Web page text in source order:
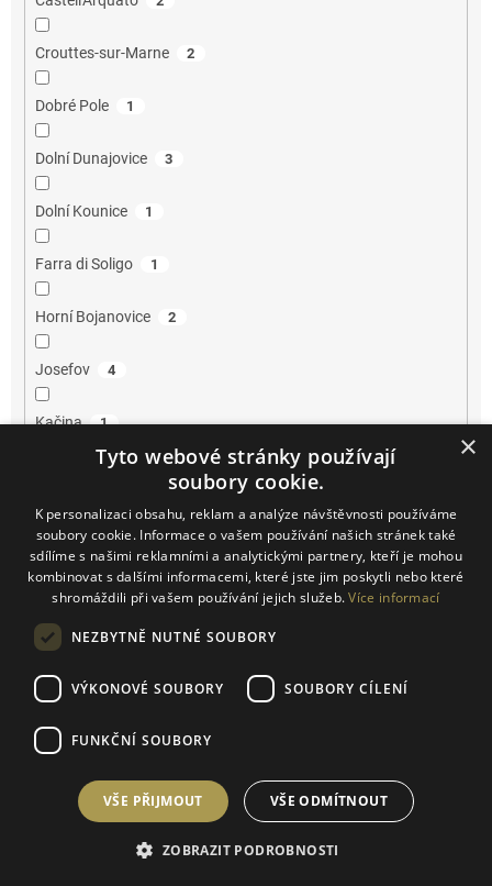
Crouttes-sur-Marne 2
Dobré Pole 1
Dolní Dunajovice 3
Dolní Kounice 1
Farra di Soligo 1
Horní Bojanovice 2
Josefov 4
Kačina 1
Konice
Kurdějov 10
Kutná Hora 3
Lužice 1
Mikulčice 2
Mikulov 13
×
Tyto webové stránky používají
soubory cookie.
K personalizaci obsahu, reklam a analýze návštěvnosti používáme
soubory cookie. Informace o vašem používání našich stránek také
sdílíme s našimi reklamními a analytickými partnery, kteří je mohou
kombinovat s dalšími informacemi, které jste jim poskytli nebo které
shromáždili při vašem používání jejich služeb.Více informací
NEZBYTNĚ NUTNÉ SOUBORY
VÝKONOVÉ SOUBORY SOUBORY CÍLENÍ
FUNKČNÍ SOUBORY
VŠE PŘIJMOUT VŠE ODMÍTNOUT
ZOBRAZIT PODROBNOSTI